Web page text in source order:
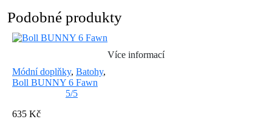
Podobné produkty
Více informací
Módní doplňky, Batohy,
Boll BUNNY 6 Fawn
5/5
635 Kč